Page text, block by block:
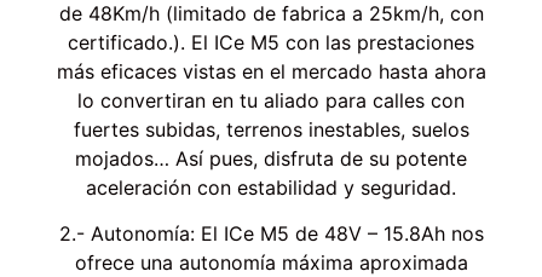
de 48Km/h (limitado de fabrica a 25km/h, con
certificado.). El ICe M5 con las prestaciones
más eficaces vistas en el mercado hasta ahora
lo convertiran en tu aliado para calles con
fuertes subidas, terrenos inestables, suelos
mojados… Así pues, disfruta de su potente
aceleración con estabilidad y seguridad.
2.- Autonomía: El ICe M5 de 48V – 15.8Ah nos
ofrece una autonomía máxima aproximada